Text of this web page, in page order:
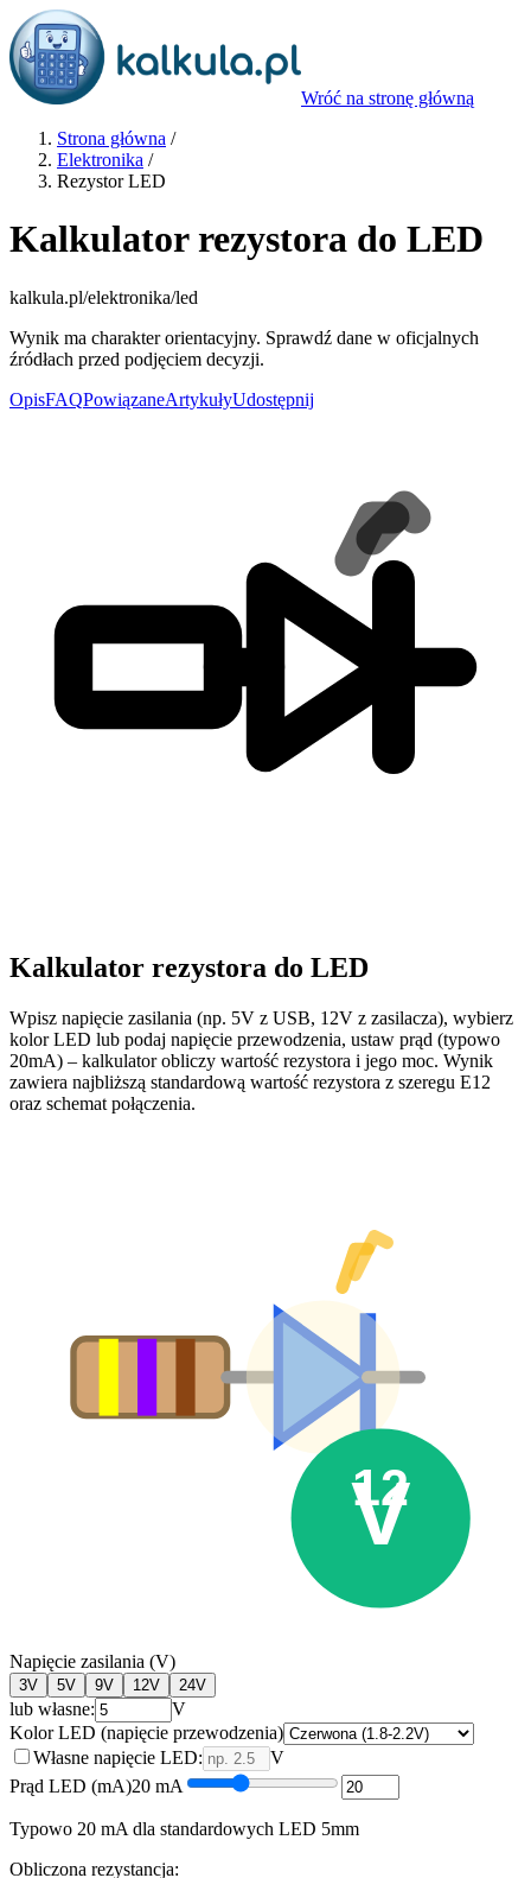
Wróć na stronę główną
Strona główna /
Elektronika /
Rezystor LED
Kalkulator rezystora do LED
kalkula.pl/elektronika/led
Wynik ma charakter orientacyjny. Sprawdź dane w oficjalnych
źródłach przed podjęciem decyzji.
OpisFAQPowiązaneArtykułyUdostępnij
Kalkulator rezystora do LED
Wpisz napięcie zasilania (np. 5V z USB, 12V z zasilacza), wybierz
kolor LED lub podaj napięcie przewodzenia, ustaw prąd (typowo
20mA) – kalkulator obliczy wartość rezystora i jego moc. Wynik
zawiera najbliższą standardową wartość rezystora z szeregu E12
oraz schemat połączenia.
V
12
Napięcie zasilania (V)
3V 5V 9V 12V 24V
lub własne:
V
Kolor LED (napięcie przewodzenia)
Własne napięcie LED:
V
Prąd LED (mA)20 mA
Typowo 20 mA dla standardowych LED 5mm
Obliczona rezystancja: